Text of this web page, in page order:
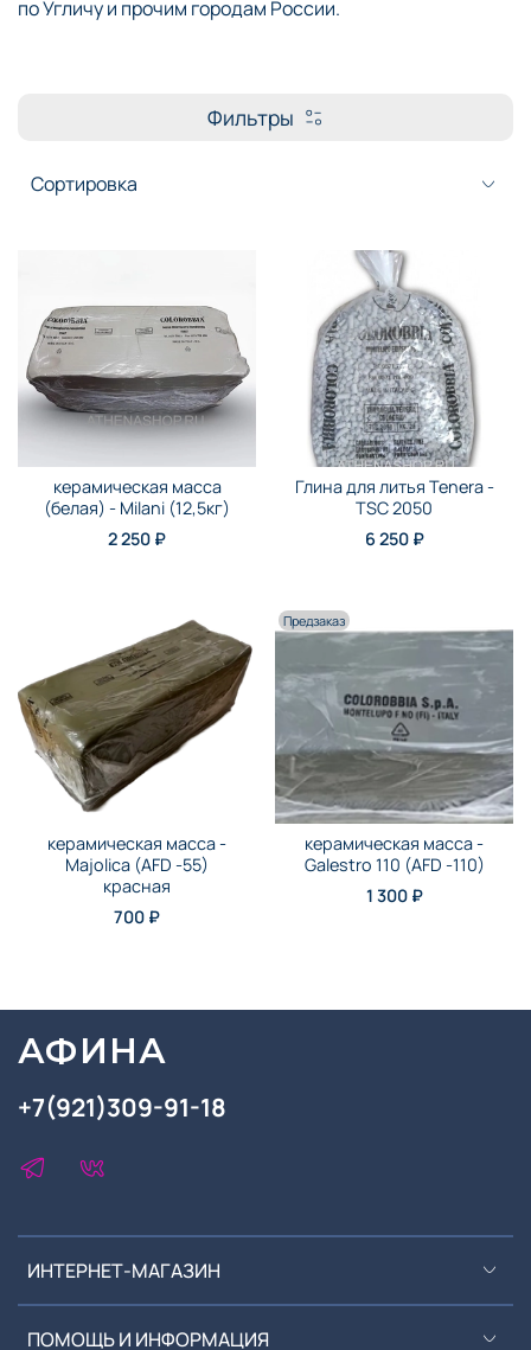
по Угличу и прочим городам России.
Фильтры
керамическая масса
(белая) - Milani (12,5кг)
2 250 ₽
Глина для литья Tenera -
TSC 2050
6 250 ₽
керамическая масса -
Majolica (AFD -55)
красная
700 ₽
Предзаказ
керамическая масса -
Galestro 110 (AFD -110)
1 300 ₽
ИНТЕРНЕТ-МАГАЗИН
ПОМОЩЬ И ИНФОРМАЦИЯ
+7(921)309-91-18
АФИНА